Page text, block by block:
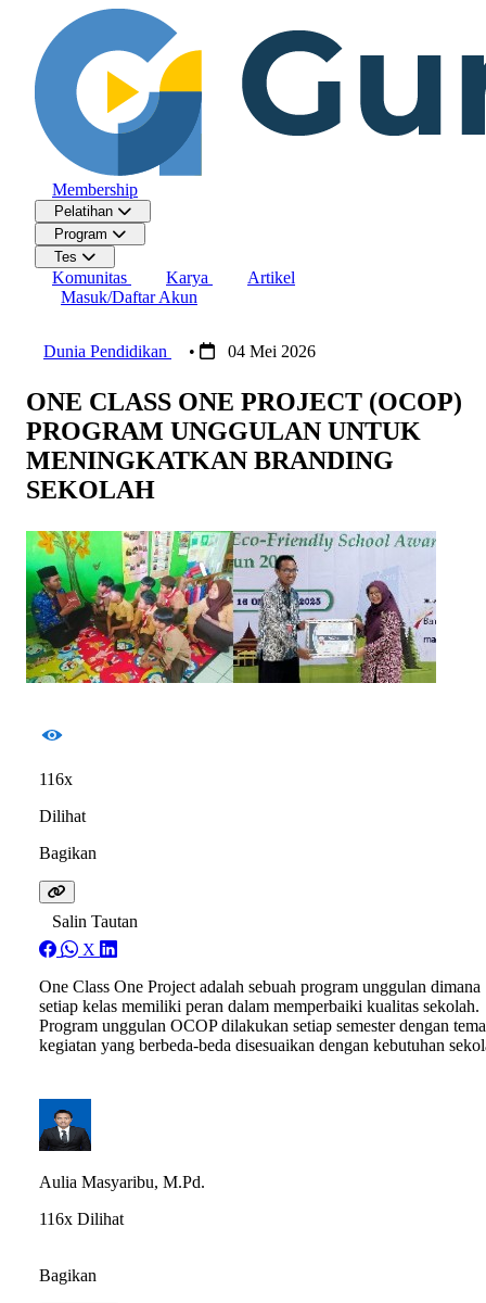
Membership
Pelatihan
Program
Tes
Komunitas Karya
Artikel
Masuk/Daftar Akun
Dunia Pendidikan • 04 Mei 2026
ONE CLASS ONE PROJECT (OCOP)
PROGRAM UNGGULAN UNTUK
MENINGKATKAN BRANDING
SEKOLAH
116x
Dilihat
Bagikan
Salin Tautan
X
One Class One Project adalah sebuah program unggulan dimana
setiap kelas memiliki peran dalam memperbaiki kualitas sekolah.
Program unggulan OCOP dilakukan setiap semester dengan tema
kegiatan yang berbeda-beda disesuaikan dengan kebutuhan
Aulia Masyaribu, M.Pd.
116x Dilihat
Bagikan